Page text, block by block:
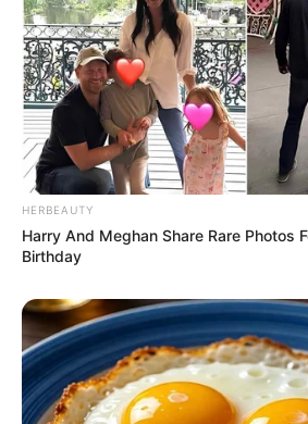
HERBEAUTY
Harry And Meghan Share Rare Photos
Birthday